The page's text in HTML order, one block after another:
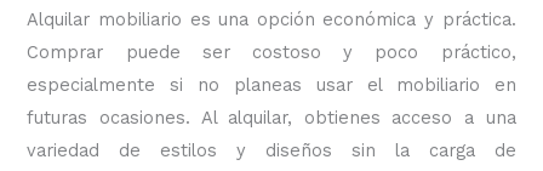
Alquilar mobiliario es una opción económica y práctica.
Comprar puede ser costoso y poco práctico,
especialmente si no planeas usar el mobiliario en
futuras ocasiones. Al alquilar, obtienes acceso a una
variedad de estilos y diseños sin la carga de